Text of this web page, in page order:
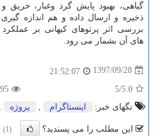
گیاهی، بهبود پایش گرد وغبار، حریق
ذخیره و ارسال داده و هم اندازه
بررسی اثر پرتوهای كیهانی بر
های آن بشمار می رود.
1397/09/28
21:52:07
5.0
/5
تگهای خبر:
اینستاگرام پروژه
این مطلب را می پسندید؟ (1)